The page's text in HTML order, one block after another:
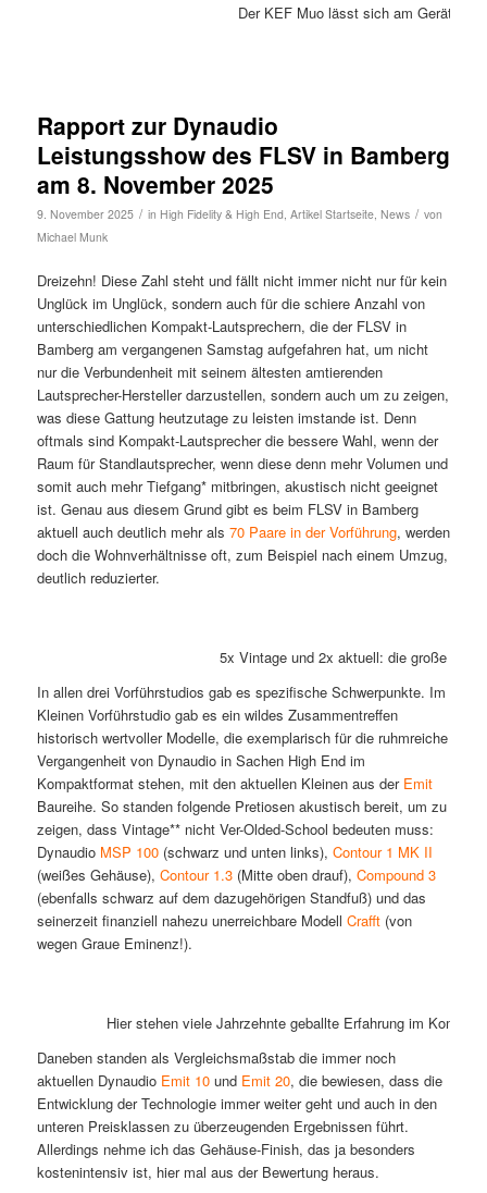
Der KEF Muo lässt sich am Gerät wie
Rapport zur Dynaudio
Leistungsshow des FLSV in Bamberg
am 8. November 2025
9. November 2025 / in High Fidelity & High End, Artikel Startseite, News / von
Michael Munk
Dreizehn! Diese Zahl steht und fällt nicht immer nicht nur für kein
Unglück im Unglück, sondern auch für die schiere Anzahl von
unterschiedlichen Kompakt-Lautsprechern, die der FLSV in
Bamberg am vergangenen Samstag aufgefahren hat, um nicht
nur die Verbundenheit mit seinem ältesten amtierenden
Lautsprecher-Hersteller darzustellen, sondern auch um zu zeigen,
was diese Gattung heutzutage zu leisten imstande ist. Denn
oftmals sind Kompakt-Lautsprecher die bessere Wahl, wenn der
Raum für Standlautsprecher, wenn diese denn mehr Volumen und
somit auch mehr Tiefgang* mitbringen, akustisch nicht geeignet
ist. Genau aus diesem Grund gibt es beim FLSV in Bamberg
aktuell auch deutlich mehr als 70 Paare in der Vorführung, werden
doch die Wohnverhältnisse oft, zum Beispiel nach einem Umzug,
deutlich reduzierter.
5x Vintage und 2x aktuell: die große
In allen drei Vorführstudios gab es spezifische Schwerpunkte. Im
Kleinen Vorführstudio gab es ein wildes Zusammentreffen
historisch wertvoller Modelle, die exemplarisch für die ruhmreiche
Vergangenheit von Dynaudio in Sachen High End im
Kompaktformat stehen, mit den aktuellen Kleinen aus der Emit
Baureihe. So standen folgende Pretiosen akustisch bereit, um zu
zeigen, dass Vintage** nicht Ver-Olded-School bedeuten muss:
Dynaudio MSP 100(schwarz und unten links), Contour 1 MK II
(weißes Gehäuse), Contour 1.3(Mitte oben drauf), Compound 3
(ebenfalls schwarz auf dem dazugehörigen Standfuß) und das
seinerzeit finanziell nahezu unerreichbare Modell Crafft(von
wegen Graue Eminenz!).
Hier stehen viele Jahrzehnte geballte Erfahrung im
Daneben standen als Vergleichsmaßstab die immer noch
aktuellen Dynaudio Emit 10und Emit 20, die bewiesen, dass die
Entwicklung der Technologie immer weiter geht und auch in den
unteren Preisklassen zu überzeugenden Ergebnissen führt.
Allerdings nehme ich das Gehäuse-Finish, das ja besonders
kostenintensiv ist, hier mal aus der Bewertung heraus.